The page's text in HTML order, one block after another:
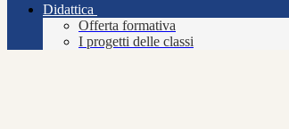
Didattica
Offerta formativa
I progetti delle classi